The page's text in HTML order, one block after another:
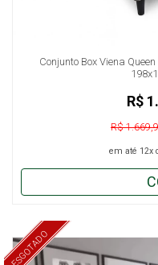
Conjunto Box Viena
R$
em até 12x
R$
ESGOTADO